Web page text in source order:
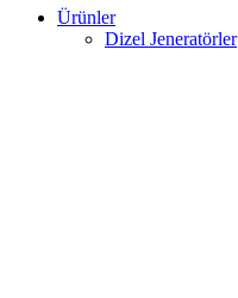
Ürünler
Dizel Jeneratörler